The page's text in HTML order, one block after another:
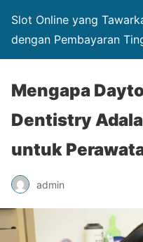
Slot Online yang
dengan Pembayaran
Mengapa
Dentistry
untuk
admin